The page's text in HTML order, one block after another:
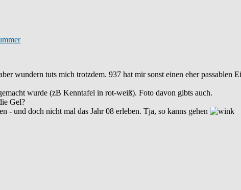
wundern tuts mich trotzdem. 937 hat mir sonst einen eher passablen
wurde (zB Kenntafel in rot-weiß). Foto davon gibts auch.
Gel?
- und doch nicht mal das Jahr 08 erleben. Tja, so kanns gehen